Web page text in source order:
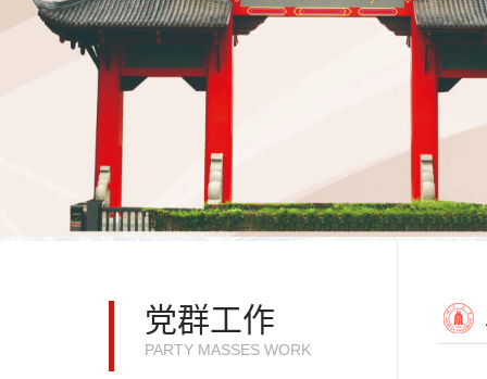
党群工作
PARTY MASSES WORK